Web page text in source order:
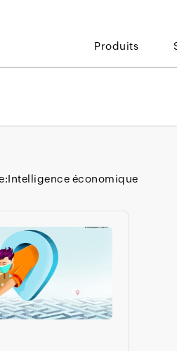
Produits
Intelligence économique